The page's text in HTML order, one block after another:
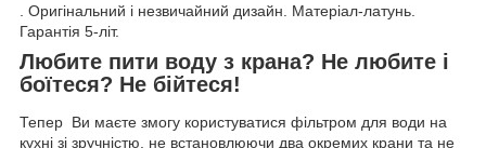
. Оригінальний і незвичайний дизайн. Матеріал-латунь.
Гарантія 5-літ.
Любите пити воду з крана? Не любите і
боїтеся? Не бійтеся!
Тепер Ви маєте змогу користуватися фільтром для води на
кухні зі зручністю, не встановлюючи два окремих крани та не